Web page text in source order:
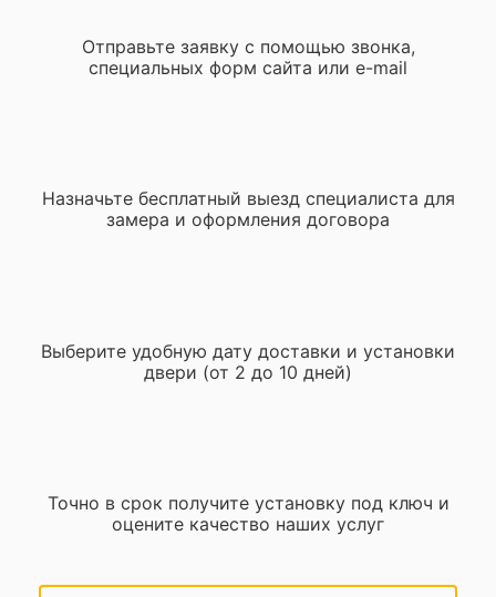
Отправьте заявку с помощью звонка,
специальных форм сайта или e-mail
Назначьте бесплатный выезд специалиста для
замера и оформления договора
Выберите удобную дату доставки и установки
двери (от 2 до 10 дней)
Точно в срок получите установку под ключ и
оцените качество наших услуг